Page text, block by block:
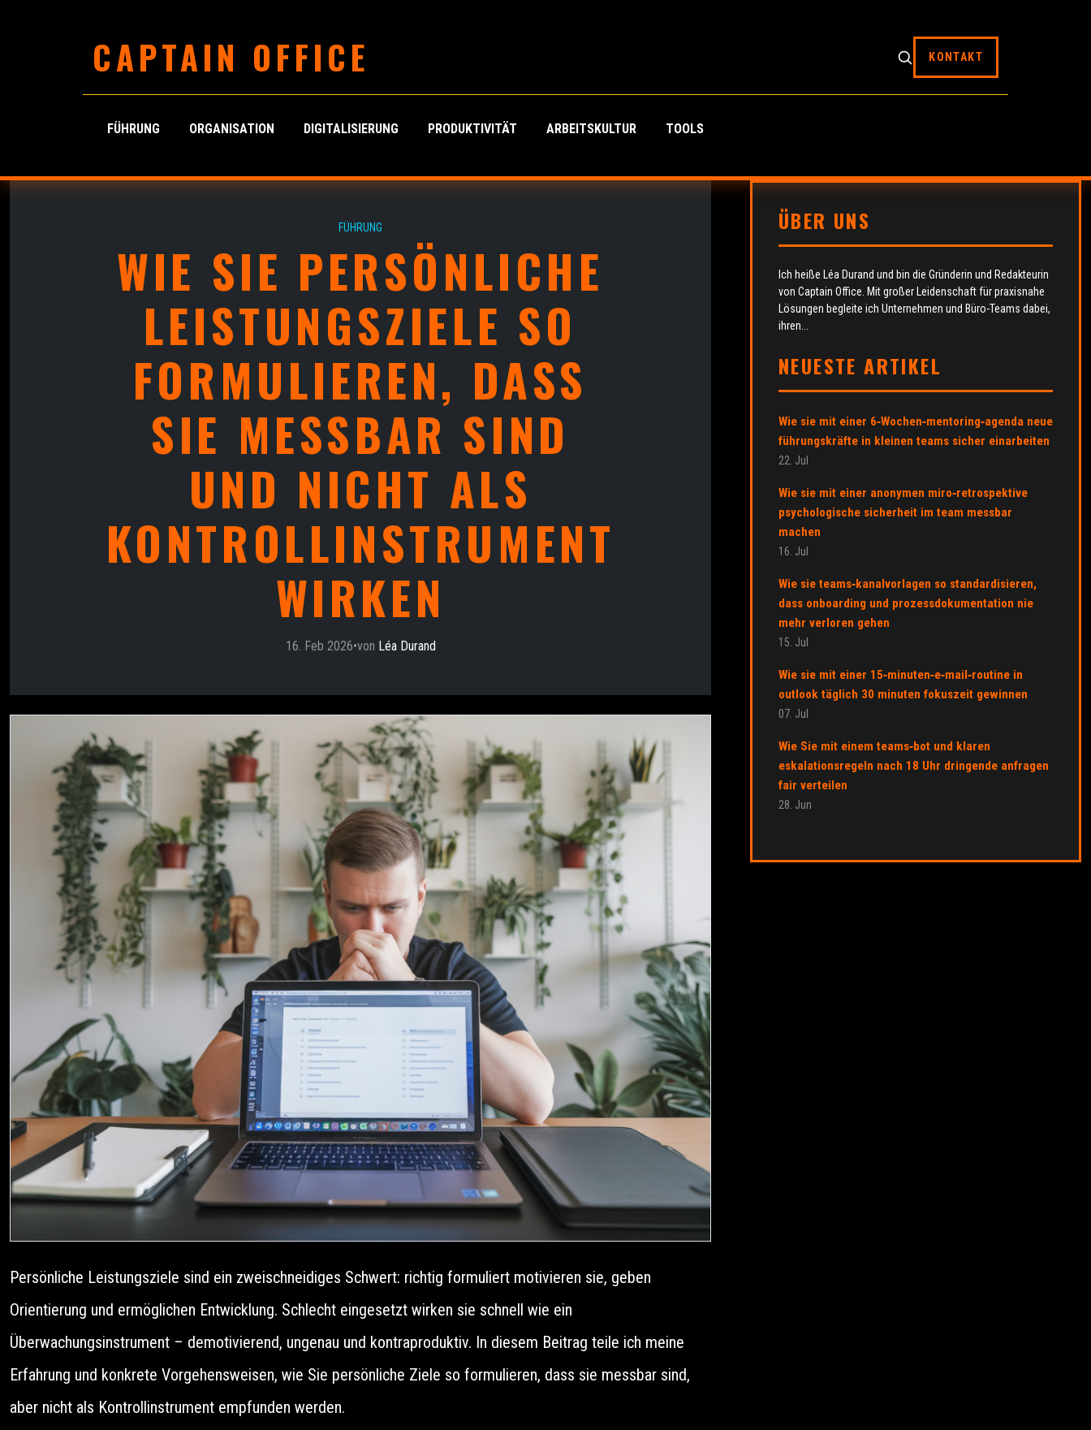
CAPTAIN OFFICE KONTAKT
FÜHRUNG ORGANISATION DIGITALISIERUNG PRODUKTIVITÄT ARBEITSKULTUR TOOLS
FÜHRUNG
WIE SIE PERSÖNLICHE
LEISTUNGSZIELE SO
FORMULIEREN, DASS
SIE MESSBAR SIND
UND NICHT ALS
KONTROLLINSTRUMENT
WIRKEN
16. Feb 2026•von Léa Durand
Persönliche Leistungsziele sind ein zweischneidiges Schwert: richtig formuliert motivieren sie, geben
Orientierung und ermöglichen Entwicklung. Schlecht eingesetzt wirken sie schnell wie ein
Überwachungsinstrument – demotivierend, ungenau und kontraproduktiv. In diesem Beitrag teile ich meine
Erfahrung und konkrete Vorgehensweisen, wie Sie persönliche Ziele so formulieren, dass sie messbar sind,
aber nicht als Kontrollinstrument empfunden werden.
ÜBER UNS
Ich heiße Léa Durand und bin die Gründerin und Redakteurin
von Captain Office. Mit großer Leidenschaft für praxisnahe
Lösungen begleite ich Unternehmen und Büro-Teams dabei,
ihren...
NEUESTE ARTIKEL
Wie sie mit einer 6‑Wochen‑mentoring‑agenda neue
führungskräfte in kleinen teams sicher einarbeiten
22. Jul
Wie sie mit einer anonymen miro‑retrospektive
psychologische sicherheit im team messbar
machen
16. Jul
Wie sie teams‑kanalvorlagen so standardisieren,
dass onboarding und prozessdokumentation nie
mehr verloren gehen
15. Jul
Wie sie mit einer 15‑minuten‑e‑mail‑routine in
outlook täglich 30 minuten fokuszeit gewinnen
07. Jul
Wie Sie mit einem teams‑bot und klaren
eskalationsregeln nach 18 Uhr dringende anfragen
fair verteilen
28. Jun